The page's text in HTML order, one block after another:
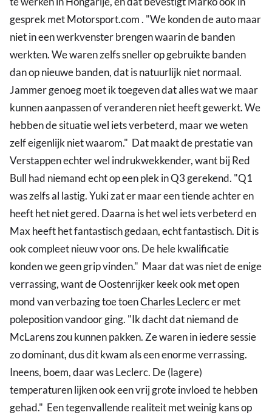
gesprek met Motorsport.com . "We konden de auto maar
niet in een werkvenster brengen waarin de banden
werkten. We waren zelfs sneller op gebruikte banden
dan op nieuwe banden, dat is natuurlijk niet normaal.
Jammer genoeg moet ik toegeven dat alles wat we maar
kunnen aanpassen of veranderen niet heeft gewerkt. We
hebben de situatie wel iets verbeterd, maar we weten
zelf eigenlijk niet waarom." Dat maakt de prestatie van
Verstappen echter wel indrukwekkender, want bij Red
Bull had niemand echt op een plek in Q3 gerekend. "Q1
was zelfs al lastig. Yuki zat er maar een tiende achter en
heeft het niet gered. Daarna is het wel iets verbeterd en
Max heeft het fantastisch gedaan, echt fantastisch. Dit is
ook compleet nieuw voor ons. De hele kwalificatie
konden we geen grip vinden." Maar dat was niet de enige
verrassing, want de Oostenrijker keek ook met open
mond van verbazing toe toenCharles Leclercer met
poleposition vandoor ging. "Ik dacht dat niemand de
McLarens zou kunnen pakken. Ze waren in iedere sessie
zo dominant, dus dit kwam als een enorme verrassing.
Ineens, boem, daar was Leclerc. De (lagere)
temperaturen lijken ook een vrij grote invloed te hebben
gehad." Een tegenvallende realiteit met weinig kans op